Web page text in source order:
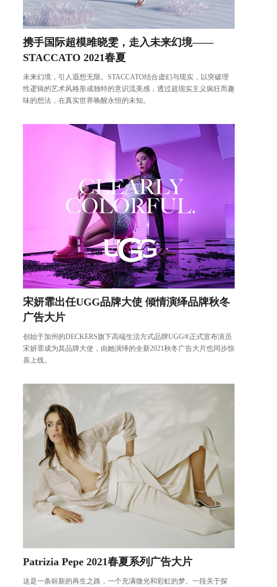
携手国际超模雎晓雯，走入未来幻境——
STACCATO 2021春夏
未来幻境，引人遐想无限。STACCATO结合虚幻与现实，以突破理
性逻辑的艺术风格形成独特的意识流美感，透过超现实主义疯狂而趣
味的想法，在真实世界唤醒永恒的未知。
宋妍霏出任UGG品牌大使 倾情演绎品牌秋冬
广告大片
创始于加州的DECKERS旗下高端生活方式品牌UGG®正式宣布演员
宋妍霏成为其品牌大使，由她演绎的全新2021秋冬广告大片也同步惊
喜上线。
Patrizia Pepe 2021春夏系列广告大片
这是一条崭新的再生之路，一个充满微光和彩虹的梦。一段关于探